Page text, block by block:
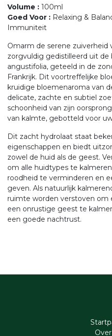
Volume : 100ml
Goed Voor : Relaxing &
Immuniteit
Omarm de serene zuiverheid
zorgvuldig gedistilleerd uit de
angustifolia, geteeld in de
Frankrijk. Dit voortreffelijke
kruidige bloemenaroma van
delicate, zachte en subtiel
schoonheid van zijn
van kalmte, gebotteld voor
Dit zacht hydrolaat staat
eigenschappen en biedt
zowel de huid als de geest.
om alle huidtypes te
roodheid te verminderen en
geven. Als natuurlijk
ruimte worden verstoven om
een onrustige geest te
een goede nachtrust.